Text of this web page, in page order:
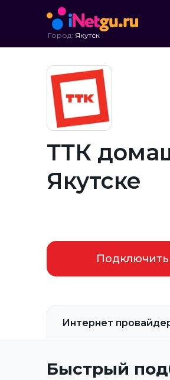
Город: Якутск
ТТК
Якутске
Подключить
Интернет
Быстрый